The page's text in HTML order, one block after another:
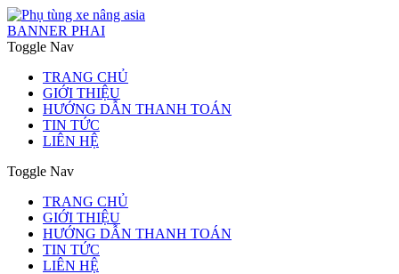
BANNER PHAI
Toggle Nav
TRANG CHỦ
GIỚI THIỆU
HƯỚNG DẪN THANH TOÁN
TIN TỨC
LIÊN HỆ
Toggle Nav
TRANG CHỦ
GIỚI THIỆU
HƯỚNG DẪN THANH TOÁN
TIN TỨC
LIÊN HỆ